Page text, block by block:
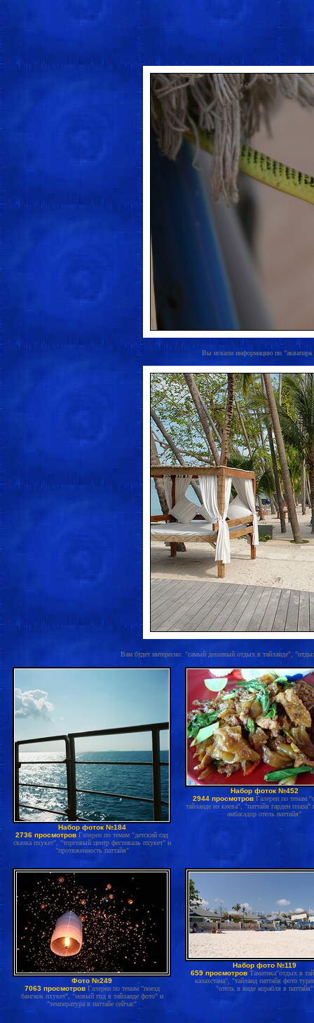
Вы искали информацию по
Вам будет интересно: "самый дешевый отдых в тайланде",
Набор фоток №184
2736 просмотров Галереи по темам "детский сад
сказка пхукет", "торговый центр фестиваль пхукет" и
"протяженность паттайя"
Набор фоток №452
2944 просмотров Галереи по темам
тайланде из киева", "паттайя гарден плаза"
амбасадор отель паттайя"
Фото №249
7063 просмотров Галереи по темам "поезд
бангкок пхукет", "новый год в тайланде фото" и
"температура в паттайе сейчас"
Набор фото №119
659 просмотров Таматика"отдых в
казахстана", "тайланд паттайя фото
"отель в виде корабля в паттайя"